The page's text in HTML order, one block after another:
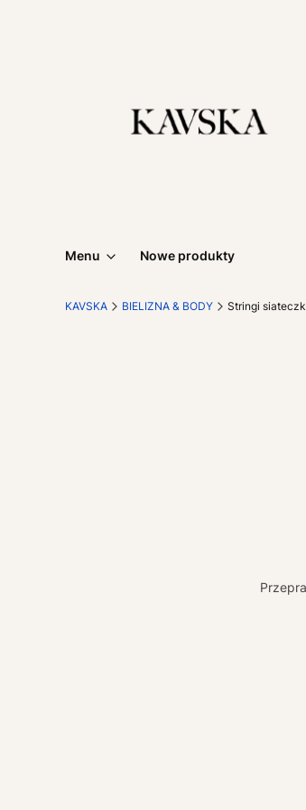
Menu Nowe produkty
KAVSKA BIELIZNA & BODY Stringi